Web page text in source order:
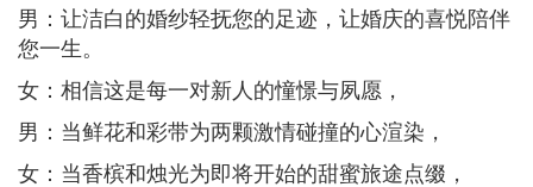
男：让洁白的婚纱轻抚您的足迹，让婚庆的喜悦陪伴
您一生。
女：相信这是每一对新人的憧憬与夙愿，
男：当鲜花和彩带为两颗激情碰撞的心渲染，
女：当香槟和烛光为即将开始的甜蜜旅途点缀，